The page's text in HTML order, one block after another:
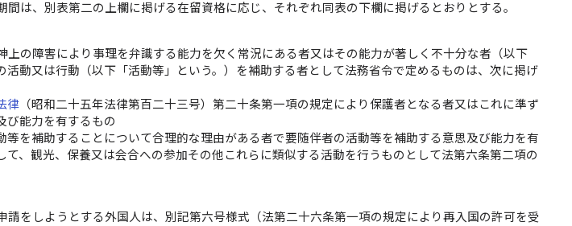
は、別表第二の上欄に掲げる在留資格に応じ、それぞれ同表の下欄に掲げるとおりとする。
上の障害により事理を弁識する能力を欠く常況にある者又はその能力が著しく不十分な者（以下
活動又は行動（以下「活動等」という。）を補助する者として法務省令で定めるものは、次に掲げ
律 （昭和二十五年法律第百二十三号）第二十条第一項の規定により保護者となる者又はこれに準ず
び能力を有するもの
等を補助することについて合理的な理由がある者で要随伴者の活動等を補助する意思及び能力を有
、観光、保養又は会合への参加その他これらに類似する活動を行うものとして法第六条第二項の
請をしようとする外国人は、別記第六号様式（法第二十六条第一項の規定により再入国の許可を受